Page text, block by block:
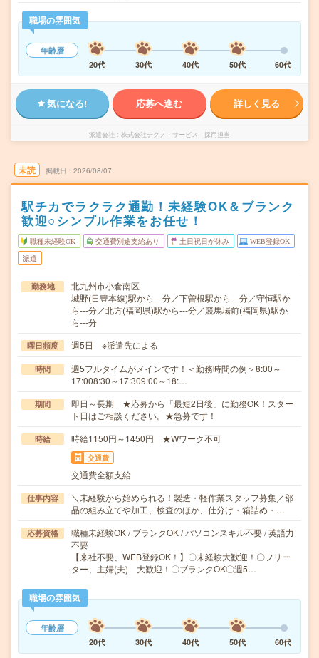
職場の雰囲気
年齢層
20代
30代 40代 50代 60代
気になる! 応募へ進む 詳しく見る
派遣会社 株式会社テクノ・サービス 採用担当
未読 掲載日 2026/08/07
駅チカでラクラク通勤！未経験OK＆ブランク
歓迎○シンプル作業をお任せ！
職種未経験OK 交通費別途支給あり 土日祝日が休み WEB登録OK
派遣
勤務地
北九州市小倉南区
城野(日豊本線)駅から---分／下曽根駅から---分／守恒駅か
ら---分／北方(福岡県)駅から---分／競馬場前(福岡県)駅か
ら---分
曜日頻度 週5日 ※派遣先による
時間
週5フルタイムがメインです！＜勤務時間の例＞8:00～
17:008:30～17:309:00～18:…
期間
即日～長期 ★応募から「最短2日後」に勤務OK！スター
ト日はご相談ください。★急募です！
時給 時給1150円～1450円 ★Wワーク不可
交通費
交通費全額支給
仕事内容
＼未経験から始められる！製造・軽作業スタッフ募集／部
品の組み立てや加工、検査のほか、仕分け・箱詰め・…
応募資格
職種未経験OK / ブランクOK / パソコンスキル不要 / 英語力
不要
【来社不要、WEB登録OK！】〇未経験大歓迎！〇フリー
ター、主婦(夫) 大歓迎！〇ブランクOK〇週5…
職場の雰囲気
年齢層
20代
30代 40代 50代 60代